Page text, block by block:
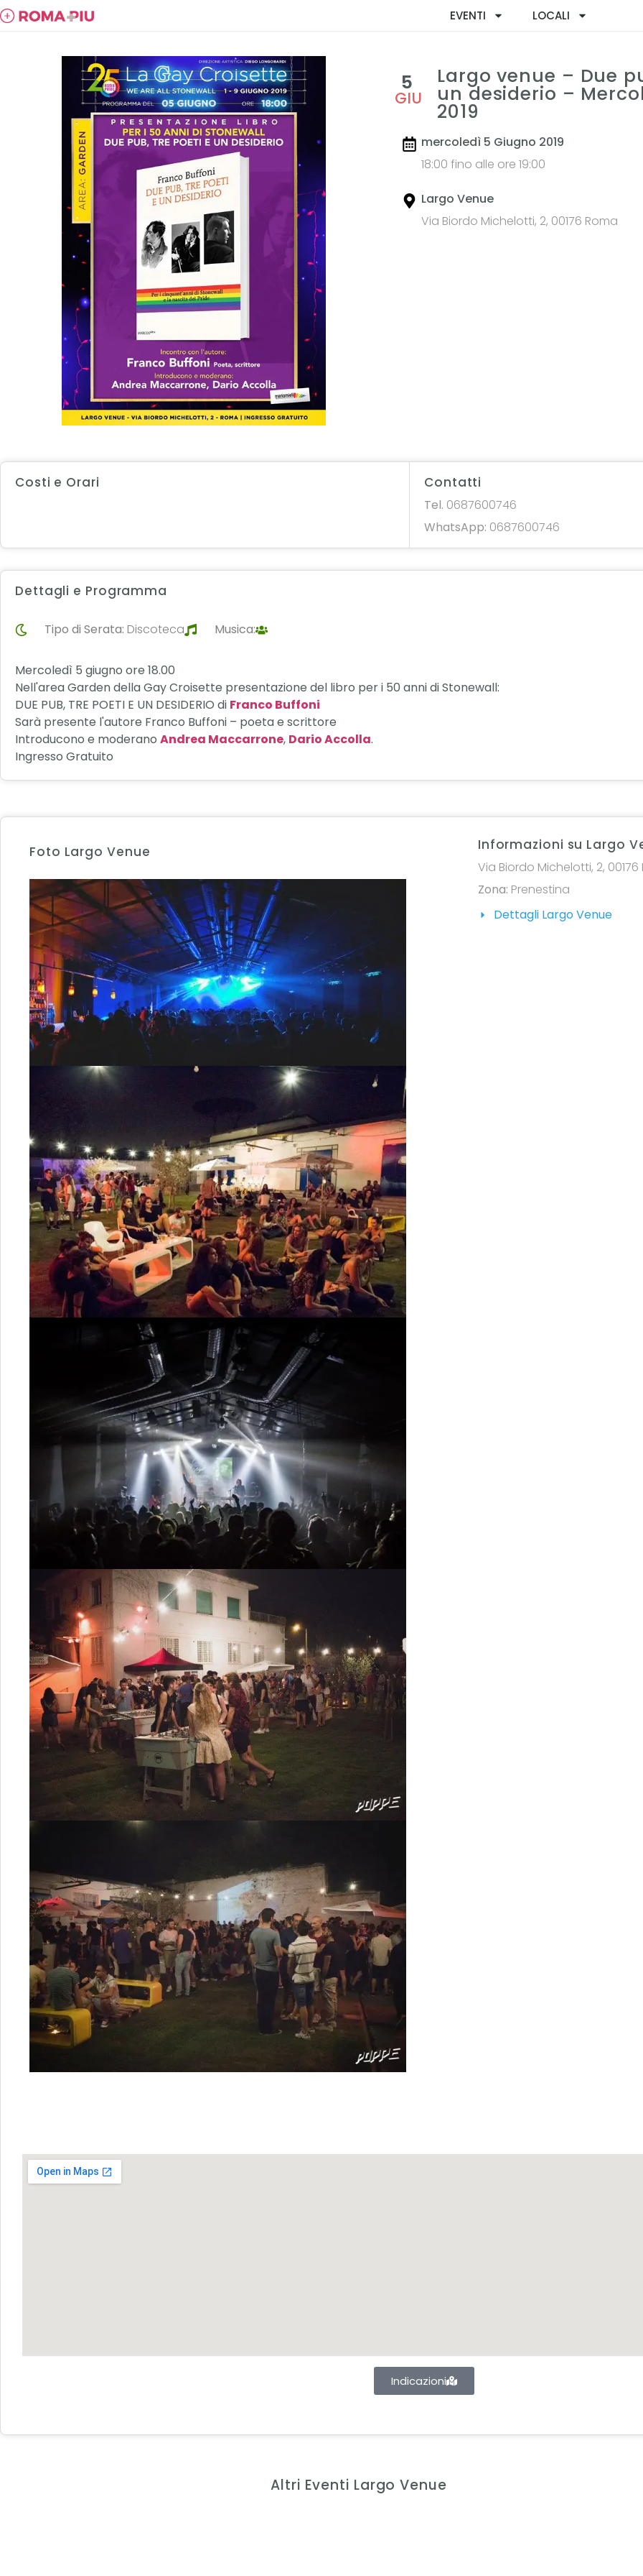
EVENTI LOCALI
5
GIU
Largo venue – Due
un desiderio –
2019
mercoledì 5 Giugno 2019
18:00 fino alle ore 19:00
Largo Venue
Via Biordo Michelotti, 2, 00176 Roma
Costi e Orari Contatti
Tel. 0687600746
WhatsApp: 0687600746
Dettagli e Programma
Tipo di Serata: Discoteca Musica:
Mercoledì 5 giugno ore 18.00
Nell'area Garden della Gay Croisette presentazione del libro per i 50 anni di Stonewall:
DUE PUB, TRE POETI E UN DESIDERIO di Franco Buffoni
Sarà presente l'autore Franco Buffoni – poeta e scrittore
Introducono e moderano Andrea Maccarrone, Dario Accolla.
Ingresso Gratuito
Foto Largo Venue Informazioni su Largo
Via Biordo Michelotti, 2, 00176
Zona: Prenestina
Dettagli Largo Venue
Indicazioni
Altri Eventi Largo Venue